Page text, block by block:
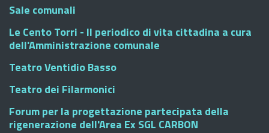
Sale comunali
Le Cento Torri - Il periodico di vita cittadina a cura
dell'Amministrazione comunale
Teatro Ventidio Basso
Teatro dei Filarmonici
Forum per la progettazione partecipata della
rigenerazione dell'Area Ex SGL CARBON